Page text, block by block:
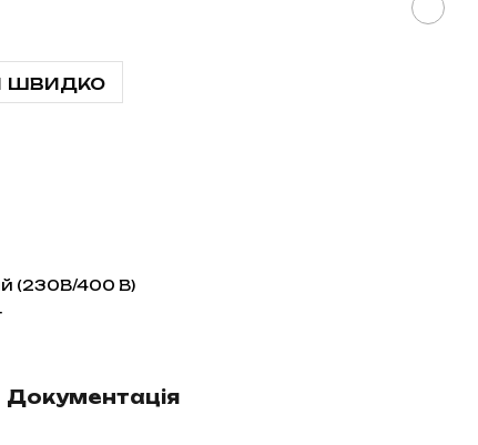
швидко
(230В/400 В)
Документація